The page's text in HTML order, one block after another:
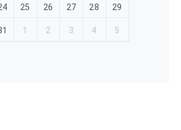
25 26 27 28 29
1 2 3 4 5